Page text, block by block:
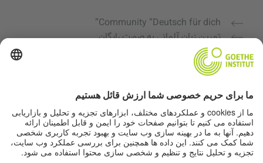
Community “Deutsch für dich”
تمرین زبان آلمانی به صورت رایگان
دوره‌های زبان آلمانی مؤسسه گوته
پورتال معلمان "Deutschstunde"
حریم خصوصی و دسترسی‌پذیری
تنظیمات حریم خصوصی